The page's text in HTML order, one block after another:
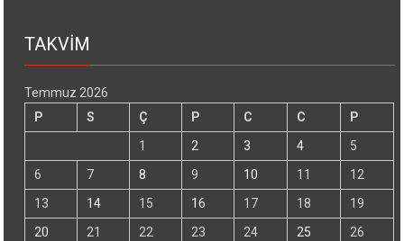
TAKVİM
Temmuz 2026
P
S Ç P C C
P
1
2 3 4
5
6
7 8 9 10 11
12
13
14 15 16 17 18
19
20
21 22 23 24 25
26